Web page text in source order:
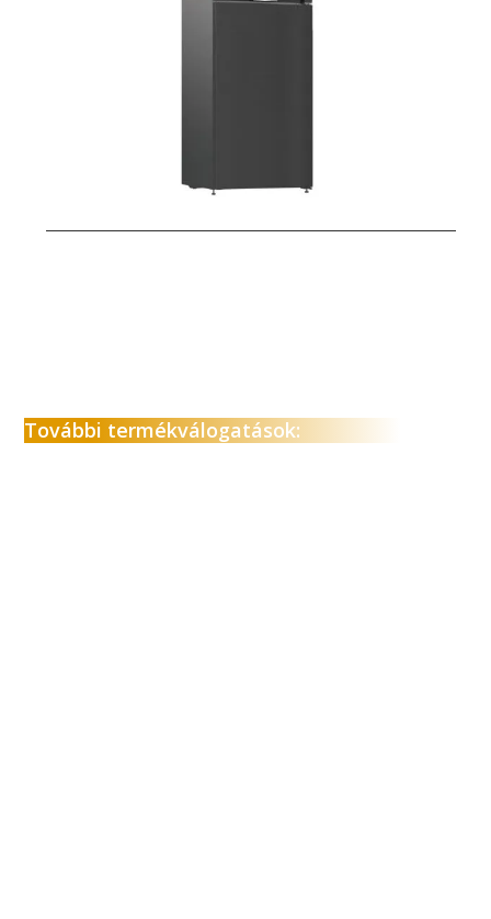
További termékválogatások: